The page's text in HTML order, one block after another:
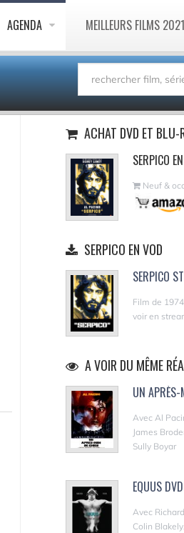
AGENDA MEILLEURS FILMS 2021
ACHAT DVD ET BLU-
SERPICO
Neuf &
SERPICO EN VOD
SERPICO
Film de
voir en
A VOIR DU MÊME
UN
Avec Al
James
Sully Boyar
EQUUS DVD
Avec
Colin